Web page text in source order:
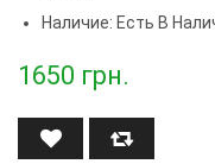
Наличие: Есть В
1650 грн.